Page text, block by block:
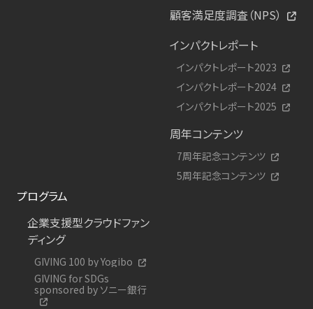
顧客満足度調査（NPS）
インパクトレポート
インパクトレポート2023
インパクトレポート2024
インパクトレポート2025
周年コンテンツ
7周年記念コンテンツ
5周年記念コンテンツ
プログラム
企業支援型クラウドファン
ディング
GIVING 100 by Yogibo
GIVING for SDGs
sponsored by ソニー銀行